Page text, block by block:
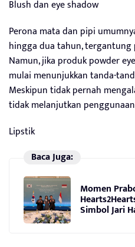
Blush dan eye shadow
Perona mata dan pipi
hingga dua tahun, tergantung
Namun, jika produk powder
mulai menunjukkan tanda-
Meskipun tidak pernah
tidak melanjutkan
Lipstik
Baca Juga:
Momen
Simbol Jari